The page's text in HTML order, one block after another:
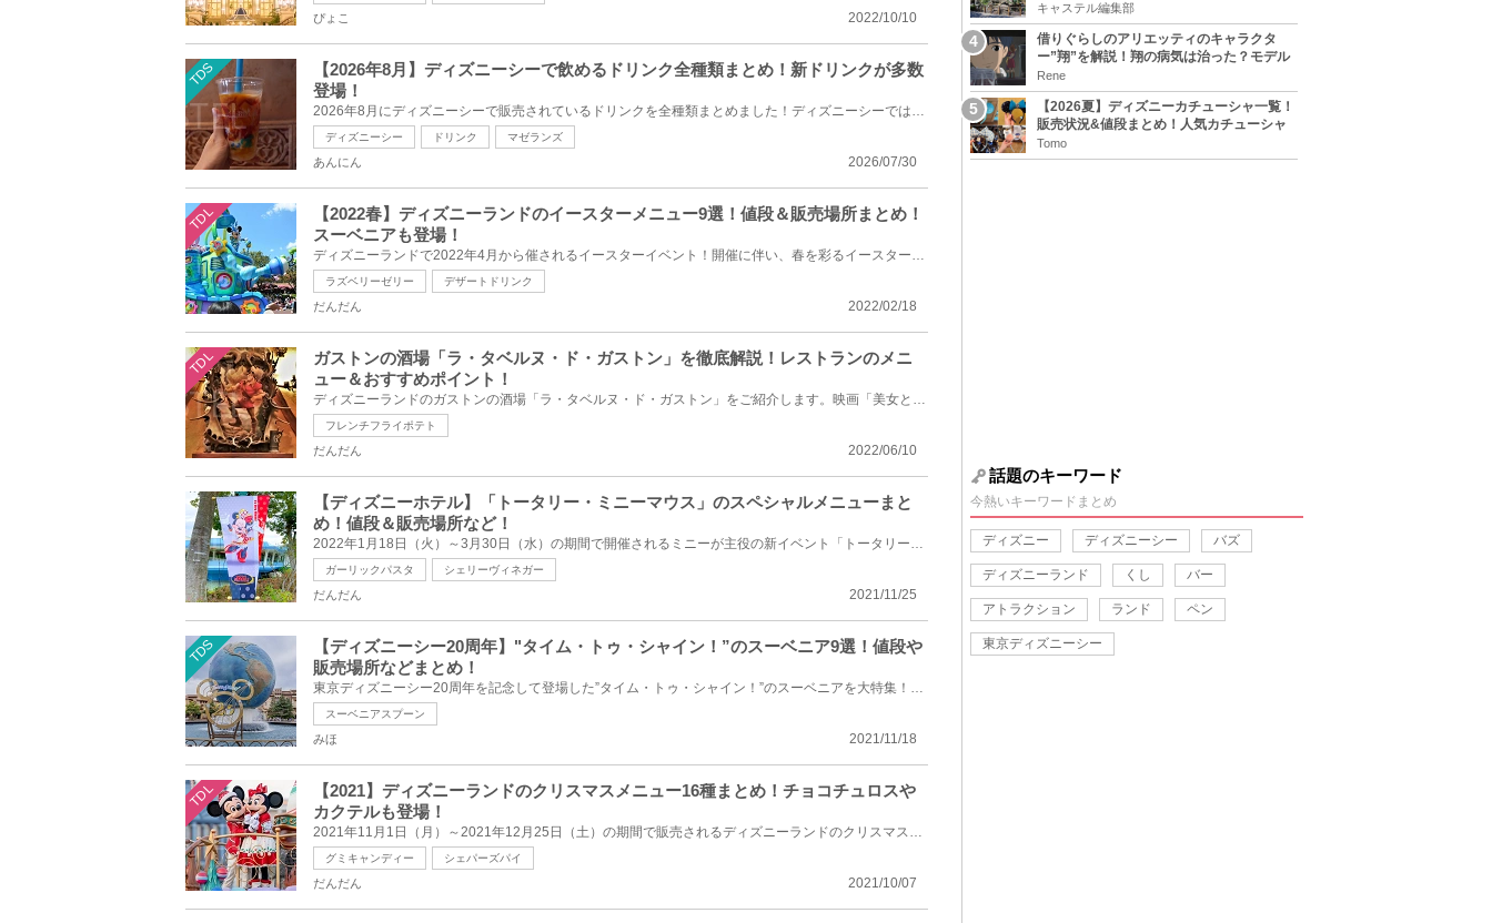
2022/10/10
ぴょこ
TDS
【2026年8月】ディズニーシーで飲めるドリンク全種類まとめ！新ドリンクが多数
登場！
2026年8月にディズニーシーで販売されているドリンクを全種類まとめました！ディズニーシーではジュース...
ディズニーシー ドリンク マゼランズ
2026/07/30
あんにん
TDL
【2022春】ディズニーランドのイースターメニュー9選！値段＆販売場所まとめ！
スーベニアも登場！
ディズニーランドで2022年4月から催されるイースターイベント！開催に伴い、春を彩るイースター限定メニ...
ラズベリーゼリー デザートドリンク
2022/02/18
だんだん
TDL
ガストンの酒場「ラ・タベルヌ・ド・ガストン」を徹底解説！レストランのメニ
ュー＆おすすめポイント！
ディズニーランドのガストンの酒場「ラ・タベルヌ・ド・ガストン」をご紹介します。映画「美女と野獣」...
フレンチフライポテト
2022/06/10
だんだん
【ディズニーホテル】「トータリー・ミニーマウス」のスペシャルメニューまと
め！値段＆販売場所など！
2022年1月18日（火）～3月30日（水）の期間で開催されるミニーが主役の新イベント「トータリー・ミニー...
ガーリックパスタ シェリーヴィネガー
2021/11/25
だんだん
TDS
【ディズニーシー20周年】"タイム・トゥ・シャイン！”のスーベニア9選！値段や
販売場所などまとめ！
東京ディズニーシー20周年を記念して登場した”タイム・トゥ・シャイン！”のスーベニアを大特集！20周年...
スーベニアスプーン
2021/11/18
みほ
TDL
【2021】ディズニーランドのクリスマスメニュー16種まとめ！チョコチュロスや
カクテルも登場！
2021年11月1日（月）～2021年12月25日（土）の期間で販売されるディズニーランドのクリスマスメニュー16...
グミキャンディー シェパーズパイ
2021/10/07
だんだん
キャステル編集部
借りぐらしのアリエッティのキャラクタ
ー”翔”を解説！翔の病気は治った？モデル
は誰？
Rene
【2026夏】ディズニーカチューシャ一覧！
販売状況&値段まとめ！人気カチューシャ
をチェック
Tomo
話題のキーワード
今熱いキーワードまとめ
ディズニー ディズニーシー バズ
ディズニーランド くし バー
アトラクション ランド ペン
東京ディズニーシー